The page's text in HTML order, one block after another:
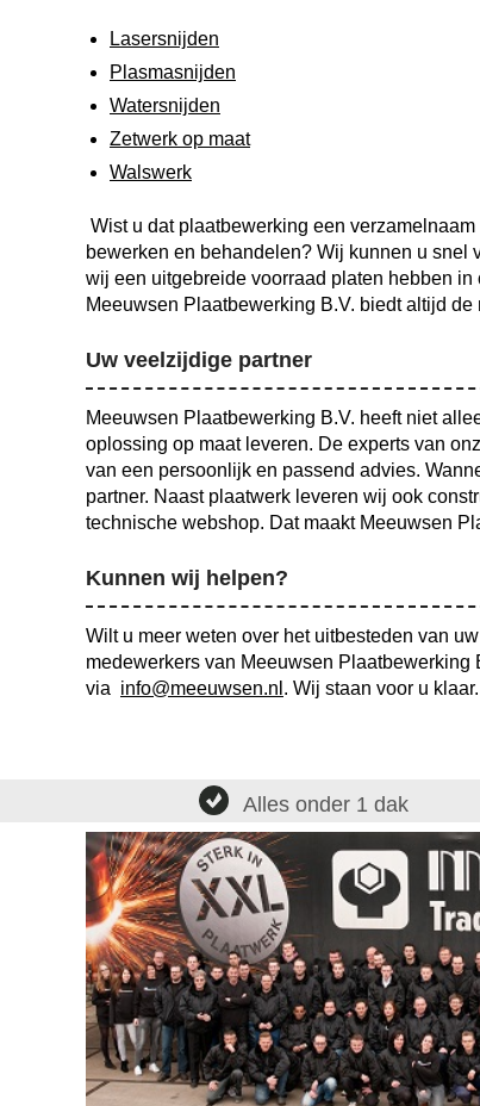
Lasersnijden
Plasmasnijden
Watersnijden
Zetwerk op maat
Walswerk
Wist u dat plaatbewerking een
bewerken en behandelen? Wij kunnen u snel
wij een uitgebreide voorraad platen hebben
Meeuwsen Plaatbewerking B.V. biedt altijd
Uw veelzijdige partner
Meeuwsen Plaatbewerking B.V. heeft niet
oplossing op maat leveren. De experts van
van een persoonlijk en passend advies.
partner. Naast plaatwerk leveren wij ook
technische webshop. Dat maakt Meeuwsen
Kunnen wij helpen?
Wilt u meer weten over het uitbesteden van
medewerkers van Meeuwsen
via info@meeuwsen.nl . Wij staan voor u klaar.
Alles onder 1 dak